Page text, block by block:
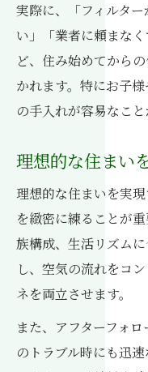
実際に、「フィルタ
い」「業者に頼まな
ど、住み始めてから
かれます。特にお子
の手入れが容易なこ
理想的な住まい
理想的な住まいを実
を緻密に練ることが
族構成、生活リズム
し、空気の流れをコ
ネを両立させます。
また、アフターフォ
のトラブル時にも迅